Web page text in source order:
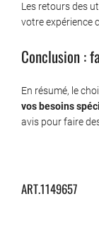
Les retours des
votre expérience
Conclusion :
En résumé, le
vos besoins
avis pour faire
ART.1149657